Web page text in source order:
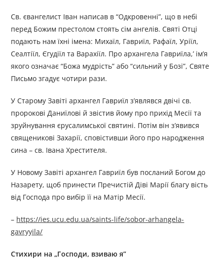
Св. євангелист Іван написав в “Одкровенні”, що в небі
перед Божим престолом стоять сім ангелів. Святі Отці
подають нам їхні імена: Михаїл, Гавриїл, Рафаїл, Уріїл,
Сеалтіїл, Єгудіїл та Варахіїл. Про архангела Гавриїла,’ ім’я
якого означає “Божа мудрість” або “сильний у Бозі”, Святе
Письмо згадує чотири рази.
У Старому Завіті архангел Гавриїл з’являвся двічі св.
пророкові Даниїлові й звістив йому про прихід Месії та
зруйнування єрусалимської святині. Потім він з’явився
священикові Захарії, сповістивши його про народження
сина – св. Івана Хрестителя.
У Новому Завіті архангел Гавриїл був посланий Богом до
Назарету, щоб принести Пречистій Діві Марії благу вість
від Господа про вибір її на Матір Месії.
– https://ies.ucu.edu.ua/saints-life/sobor-arhangela-
gavryyila/
Стихири на „Господи, взиваю я”